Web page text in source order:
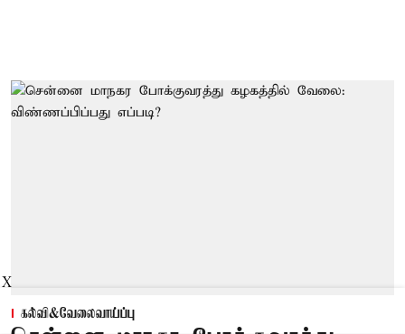
கல்வி&வேலைவாய்ப்பு
X